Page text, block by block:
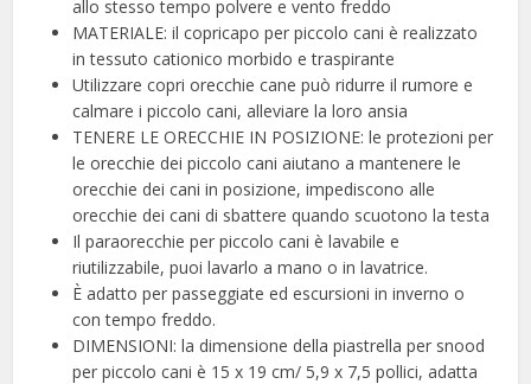
allo stesso tempo polvere e vento freddo
MATERIALE: il copricapo per piccolo cani è realizzato
in tessuto cationico morbido e traspirante
Utilizzare copri orecchie cane può ridurre il rumore e
calmare i piccolo cani, alleviare la loro ansia
TENERE LE ORECCHIE IN POSIZIONE: le protezioni per
le orecchie dei piccolo cani aiutano a mantenere le
orecchie dei cani in posizione, impediscono alle
orecchie dei cani di sbattere quando scuotono la testa
Il paraorecchie per piccolo cani è lavabile e
riutilizzabile, puoi lavarlo a mano o in lavatrice.
È adatto per passeggiate ed escursioni in inverno o
con tempo freddo.
DIMENSIONI: la dimensione della piastrella per snood
per piccolo cani è 15 x 19 cm/ 5,9 x 7,5 pollici, adatta